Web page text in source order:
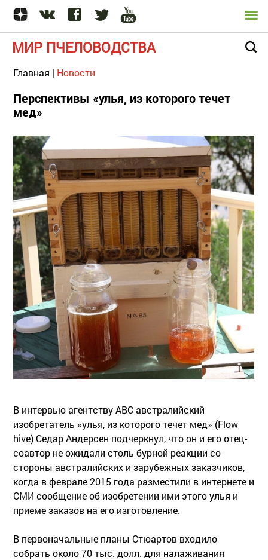
МИР ПЧЕЛОВОДСТВА
Главная | Новости
Перспективы «улья, из которого течет
мед»
В интервью агентству АВС австралийский
изобретатель «улья, из которого течет мед» (Flow
hive) Седар Андерсен подчеркнул, что он и его отец-
соавтор не ожидали столь бурной реакции со
стороны австралийских и зарубежных заказчиков,
когда в феврале 2015 года разместили в интернете и
СМИ сообщение об изобретении ими этого улья и
приеме заказов на его изготовление.
В первоначальные планы Стюартов входило
собрать около 70 тыс. долл. для налаживания